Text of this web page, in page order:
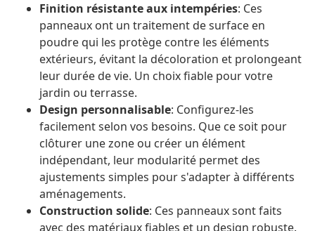
Finition résistante aux intempéries: Ces
panneaux ont un traitement de surface en
poudre qui les protège contre les éléments
extérieurs, évitant la décoloration et prolongeant
leur durée de vie. Un choix fiable pour votre
jardin ou terrasse.
Design personnalisable: Configurez-les
facilement selon vos besoins. Que ce soit pour
clôturer une zone ou créer un élément
indépendant, leur modularité permet des
ajustements simples pour s'adapter à différents
aménagements.
Construction solide: Ces panneaux sont faits
avec des matériaux fiables et un design robuste.